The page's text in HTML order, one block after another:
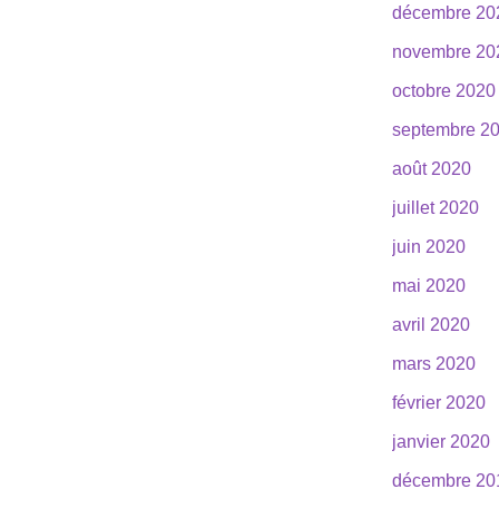
décembre
novembre
octobre 2020
septembre
août 2020
juillet 2020
juin 2020
mai 2020
avril 2020
mars 2020
février 2020
janvier 2020
décembre